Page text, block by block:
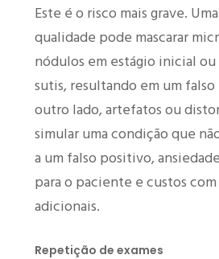
Este é o risco mais grave.
qualidade pode mascarar
nódulos em estágio inicial ou
sutis, resultando em um
outro lado, artefatos ou
simular uma condição que
a um falso positivo,
para o paciente e custos
adicionais.
Repetição de exames